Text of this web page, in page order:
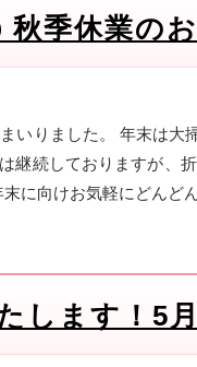
季休業の
いりました。 年末は
継続しておりますが、
に向けお気軽にどん
します！5